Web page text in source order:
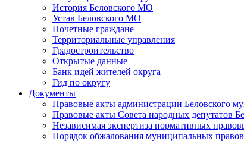
История Беловского МО
Устав Беловского МО
Почетные граждане
Территориальные управления
Градостроительство
Открытые данные
Банк идей жителей округа
Гид по округу
Документы
Правовые акты администрации Беловского
Правовые акты Совета народных депутатов
Независимая экспертиза нормативных
Порядок обжалования муниципальных